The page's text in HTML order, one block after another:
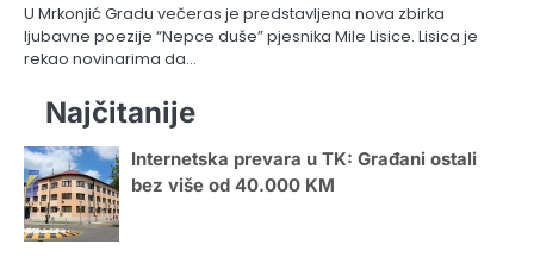
U Mrkonjić Gradu večeras je predstavljena nova zbirka
ljubavne poezije “Nepce duše” pjesnika Mile Lisice. Lisica je
rekao novinarima da…
Najčitanije
Internetska prevara u TK: Građani ostali
bez više od 40.000 KM